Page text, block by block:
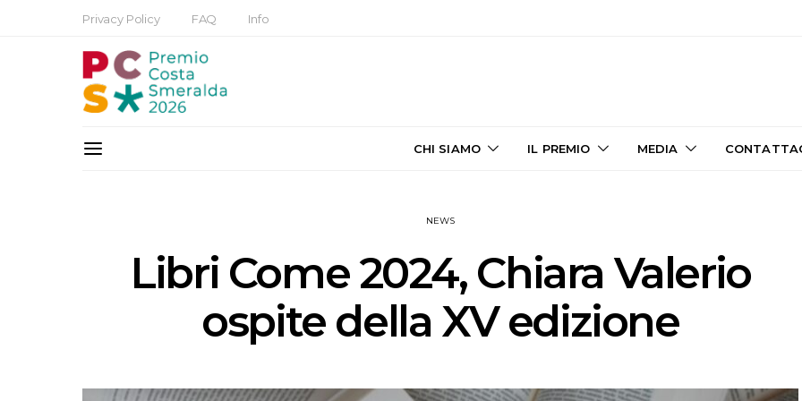
Privacy Policy FAQ Info
CHI SIAMO IL PREMIO MEDIA
NEWS
Libri Come 2024, Chiara Valerio
ospite della XV edizione